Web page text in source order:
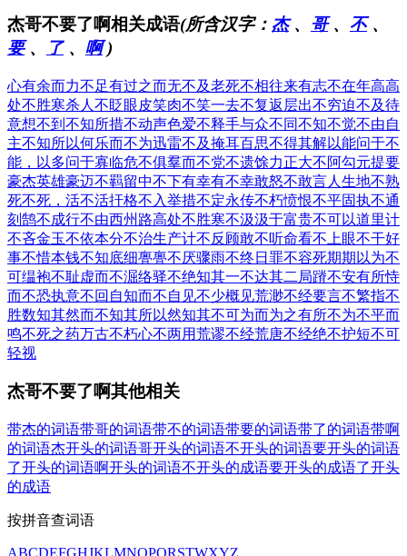
杰哥不要了啊相关成语(所含汉字： 杰、 哥、 不、
要、 了、 啊)
心有余而力不足有过之而无不及老死不相往来有志不在年高高
处不胜寒杀人不眨眼皮笑肉不笑一去不复返 层出不穷迫不及待
意想不到 不知所措不动声色爱不释手与众不同不知不觉不由自
主不知所以何乐而不为迅雷不及掩耳百思不得其解以能问于不
能，以多问于寡临危不俱羣而不党不遗馀力正大不阿勾元提要
豪杰英雄豪迈不羁留中不下有幸有不幸敢怒不敢言人生地不熟
死不死，活不活扞格不入举措不定永传不朽愤恨不平固执不通
刻鹄不成行不由西州路高处不胜寒不汲汲于富贵不可以道里计
不吝金玉不依本分不治生产计不反顾敢不听命看不上眼不干好
事不惜本钱不知底细亹亹不厌骤雨不终日 罪不容死期期以为不
可缊袍不耻虚而不淈络驿不绝知其一不达其二 局蹐不安有所恃
而不恐执意不回 自知而不自见不少概见荒渺不经要言不繁指不
胜数知其然而不知其所以然知其不可为而为之有所不为不平而
鸣不死之药万古不朽心不两用荒谬不经荒唐不经绝不护短不可
轻视
杰哥不要了啊其他相关
带杰的词语带哥的词语带不的词语带要的词语带了的词语带啊
的词语杰开头的词语哥开头的词语不开头的词语要开头的词语
了开头的词语啊开头的词语不开头的成语要开头的成语了开头
的成语
按拼音查词语